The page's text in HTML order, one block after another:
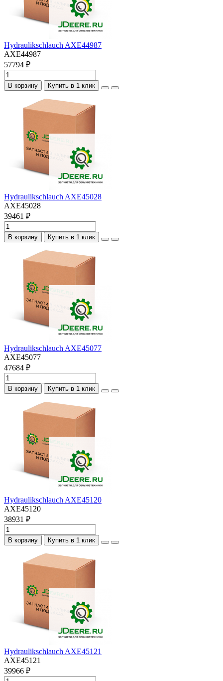
Hydraulikschlauch AXE44987
AXE44987
57794 ₽
В корзину Купить в 1 клик
Hydraulikschlauch AXE45028
AXE45028
39461 ₽
В корзину Купить в 1 клик
Hydraulikschlauch AXE45077
AXE45077
47684 ₽
В корзину Купить в 1 клик
Hydraulikschlauch AXE45120
AXE45120
38931 ₽
В корзину Купить в 1 клик
Hydraulikschlauch AXE45121
AXE45121
39966 ₽